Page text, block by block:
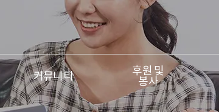
커뮤니티 후원 및
봉사